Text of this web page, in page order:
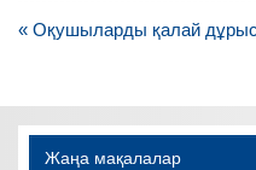
Навигация
« Оқушыларды қалай
Жаңа мақалалар